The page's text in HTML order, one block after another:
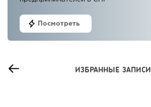
Посмотреть
ИЗБРАННЫЕ ЗАПИСИ